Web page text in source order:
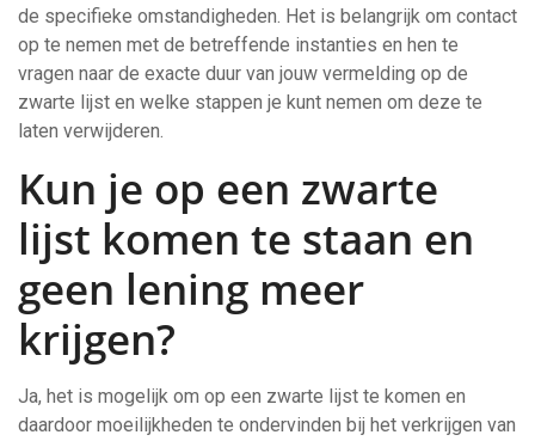
de specifieke omstandigheden. Het is belangrijk om contact
op te nemen met de betreffende instanties en hen te
vragen naar de exacte duur van jouw vermelding op de
zwarte lijst en welke stappen je kunt nemen om deze te
laten verwijderen.
Kun je op een zwarte
lijst komen te staan ​​en
geen lening meer
krijgen?
Ja, het is mogelijk om op een zwarte lijst te komen en
daardoor moeilijkheden te ondervinden bij het verkrijgen van